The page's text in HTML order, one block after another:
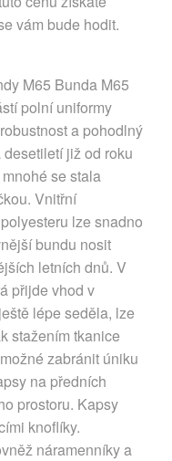
vám bude hodit.
M65 Bunda M65
polní uniformy
a pohodlný
již od roku
se stala
Vnitřní
lze snadno
bundu nosit
letních dnů. V
přijde vhod v
lépe seděla, lze
stažením tkanice
zabránit úniku
na předních
prostoru. Kapsy
knoflíky.
náramenníky a